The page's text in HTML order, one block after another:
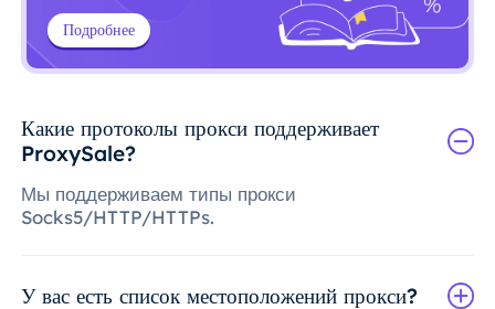
Подробнее
Какие протоколы прокси поддерживает
ProxySale?
Мы поддерживаем типы прокси
Socks5/HTTP/HTTPs.
У вас есть список местоположений прокси?